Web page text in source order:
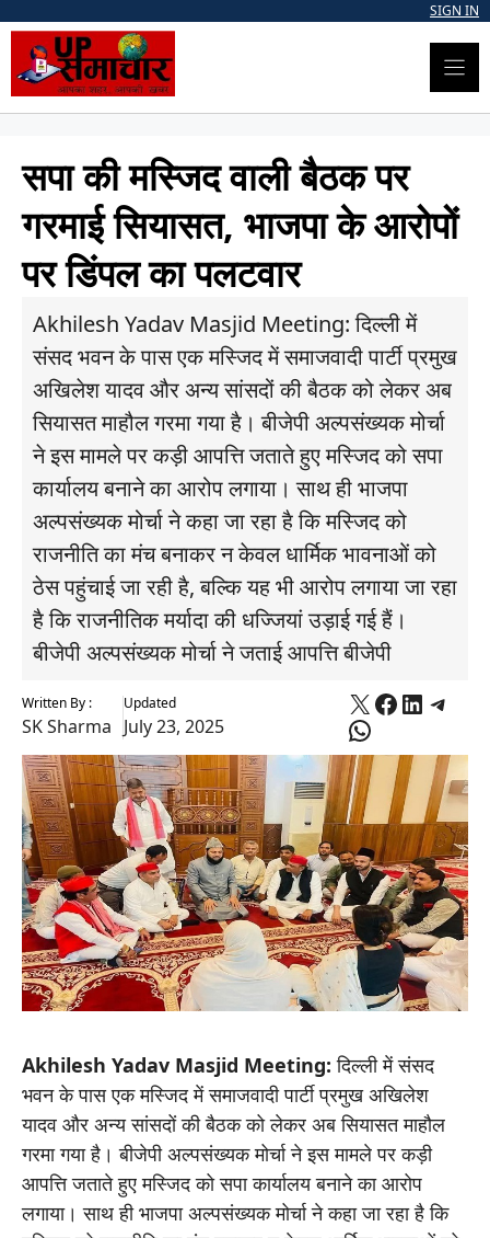
content
SIGN IN
सपा की मस्जिद वाली बैठक पर
गरमाई सियासत, भाजपा के आरोपों
पर डिंपल का पलटवार
Akhilesh Yadav Masjid Meeting: दिल्ली में
संसद भवन के पास एक मस्जिद में समाजवादी पार्टी प्रमुख
अखिलेश यादव और अन्य सांसदों की बैठक को लेकर अब
सियासत माहौल गरमा गया है। बीजेपी अल्पसंख्यक मोर्चा
ने इस मामले पर कड़ी आपत्ति जताते हुए मस्जिद को सपा
कार्यालय बनाने का आरोप लगाया। साथ ही भाजपा
अल्पसंख्यक मोर्चा ने कहा जा रहा है कि मस्जिद को
राजनीति का मंच बनाकर न केवल धार्मिक भावनाओं को
ठेस पहुंचाई जा रही है, बल्कि यह भी आरोप लगाया जा रहा
है कि राजनीतिक मर्यादा की धज्जियां उड़ाई गई हैं।
बीजेपी अल्पसंख्यक मोर्चा ने जताई आपत्ति बीजेपी
Written By :
SK Sharma
Updated
July 23, 2025
X Facebook
WhatsApp
Akhilesh Yadav Masjid Meeting:दिल्ली में संसद
भवन के पास एक मस्जिद में समाजवादी पार्टी प्रमुख अखिलेश
यादव और अन्य सांसदों की बैठक को लेकर अब सियासत माहौल
गरमा गया है। बीजेपी अल्पसंख्यक मोर्चा ने इस मामले पर कड़ी
आपत्ति जताते हुए मस्जिद को सपा कार्यालय बनाने का आरोप
लगाया। साथ ही भाजपा अल्पसंख्यक मोर्चा ने कहा जा रहा है कि